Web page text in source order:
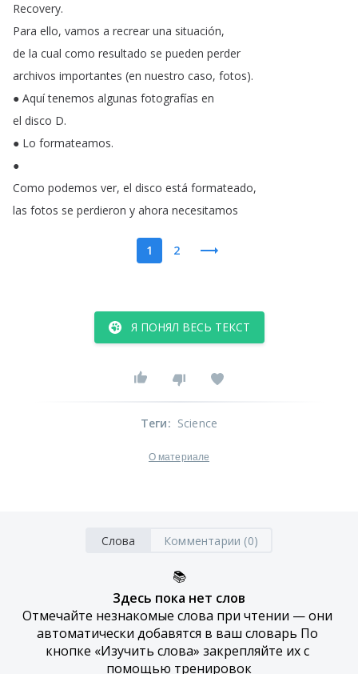
Recovery.
Para ello, vamos a recrear una situación,
de la cual como resultado se pueden perder
archivos importantes (en nuestro caso, fotos).
● Aquí tenemos algunas fotografías en
el disco D.
● Lo formateamos.
●
Como podemos ver, el disco está formateado,
las fotos se perdieron y ahora necesitamos
1 2
Я ПОНЯЛ ВЕСЬ ТЕКСТ
Теги: Science
О материале
Слова Комментарии (0)
📚
Здесь пока нет слов
Отмечайте незнакомые слова при чтении — они
автоматически добавятся в ваш словарь По
кнопке «Изучить слова» закрепляйте их с
помощью тренировок